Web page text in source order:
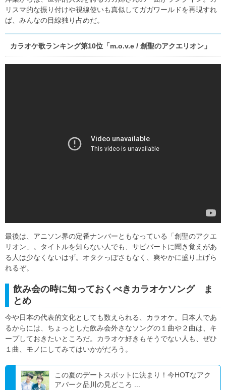
リスマ的な振り付けや視線使いも真似してガガワールドを再現すれ
ば、みんなの目線独り占めだ。
カラオケ歌ランキング第10位「m.o.v.e / 創聖のアクエリオン」
最後は、アニソン界の定番ナンバーともなっている「創聖のアクエ
リオン」。タイトルを知らない人でも、サビパートに聞き覚えがあ
る人は少なくないはず。オタクっぽさもなく、爽やかに盛り上げら
れるぞ。
飲み会の時に知っておくべきカラオケソング ま
とめ
今や日本の代表的文化としても数えられる、カラオケ。日本人であ
るからには、ちょっとした飲み会外さなソングの１曲や２曲は、キ
ープしておきたいところだ。カラオケ好きもそうでない人も、ぜひ
１曲、モノにしてみてはいかがだろう。
この夏のデートスポットに決まり！今HOTなアク
アパーク品川の見どころ ...